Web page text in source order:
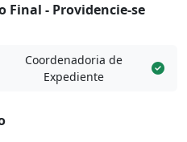
Final - Providencie-se
Coordenadoria de
Expediente